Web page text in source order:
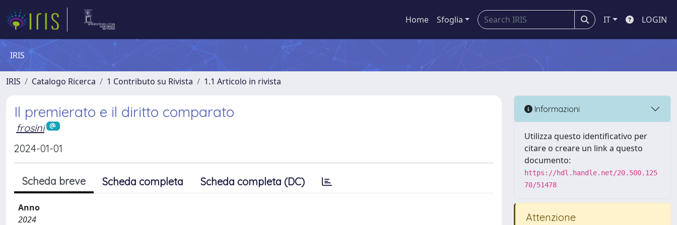
Home Sfoglia IT LOGIN
IRIS
IRIS Catalogo Ricerca 1 Contributo su Rivista 1.1 Articolo in rivista
Il premierato e il diritto comparato
frosini
2024-01-01
Scheda breve Scheda completa Scheda completa (DC)
Anno
2024
Informazioni
Utilizza questo identificativo per
citare o creare un link a questo
documento:
https://hdl.handle.net/20.500.125
70/51478
Attenzione